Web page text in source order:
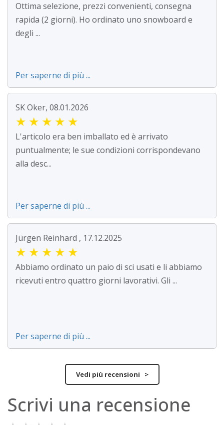
Ottima selezione, prezzi convenienti, consegna
rapida (2 giorni). Ho ordinato uno snowboard e
degli ...
Per saperne di più ...
SK Oker, 08.01.2026
★ ★ ★ ★ ★
L'articolo era ben imballato ed è arrivato
puntualmente; le sue condizioni corrispondevano
alla desc...
Per saperne di più ...
Jürgen Reinhard , 17.12.2025
★ ★ ★ ★ ★
Abbiamo ordinato un paio di sci usati e li abbiamo
ricevuti entro quattro giorni lavorativi. Gli ...
Per saperne di più ...
Vedi più recensioni >
Scrivi una recensione